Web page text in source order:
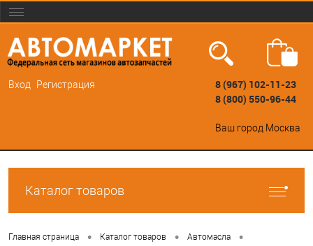
Вход Регистрация
8 (967) 102-11-23
8 (800) 550-96-44
Ваш город Москва
Каталог товаров
Главная страница • Каталог товаров • Автомасла •